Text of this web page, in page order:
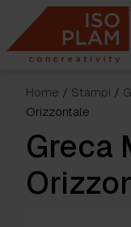
content
Home / Stampi /
Orizzontale
Greca